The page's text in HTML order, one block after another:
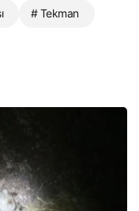
# Tekman